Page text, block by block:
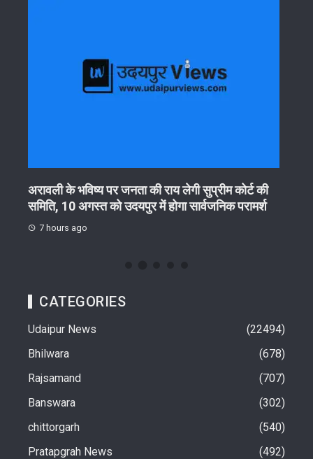
अरावली के भविष्य पर जनता की राय लेगी सुप्रीम कोर्ट की
समिति, 10 अगस्त को उदयपुर में होगा सार्वजनिक परामर्श
7 hours ago
CATEGORIES
Udaipur News
22494
Bhilwara
678
Rajsamand
707
Banswara
302
chittorgarh
540
Pratapgrah News
492